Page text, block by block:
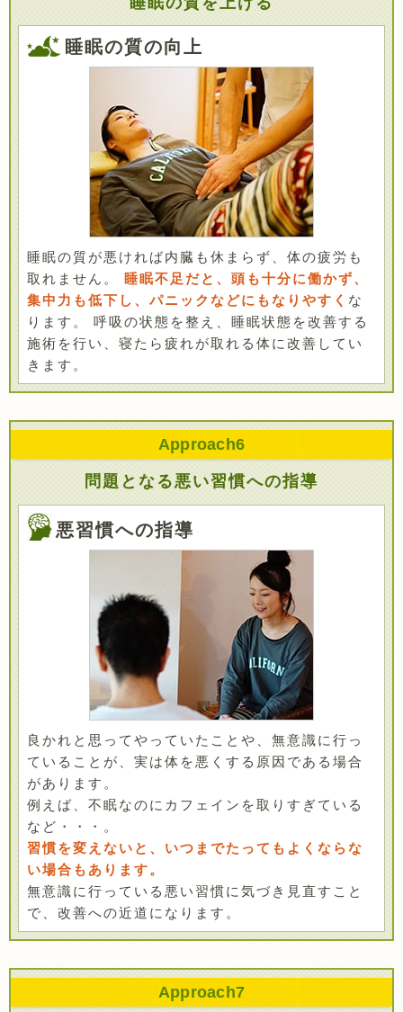
睡眠の質の向上
睡眠の質が悪ければ内臓も休まらず、体の疲労も
取れません。
睡眠不足だと、頭も十分に働かず、
集中力も低下し、パニックなどにもなりやすく な
ります。 呼吸の状態を整え、睡眠状態を改善する
施術を行い、寝たら疲れが取れる体に改善してい
きます。
Approach6
問題となる悪い習慣への指導
悪習慣への指導
良かれと思ってやっていたことや、無意識に行っ
ていることが、実は体を悪くする原因である場合
があります。
例えば、不眠なのにカフェインを取りすぎている
など・・・。
習慣を変えないと、いつまでたってもよくならな
い場合もあります。
無意識に行っている悪い習慣に気づき見直すこと
で、改善への近道になります。
Approach7